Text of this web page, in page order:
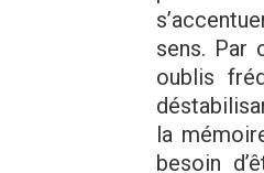
sens. Par
oublis
la
besoin